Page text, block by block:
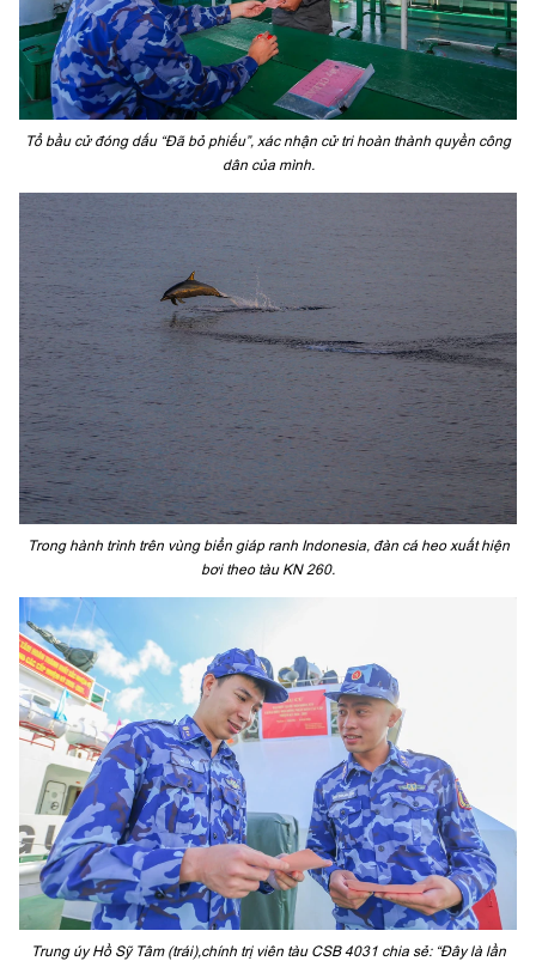
Tổ bầu cử đóng dấu “Đã bỏ phiếu”, xác nhận cử tri hoàn thành quyền công
dân của mình.
Trong hành trình trên vùng biển giáp ranh Indonesia, đàn cá heo xuất hiện
bơi theo tàu KN 260.
Trung úy Hồ Sỹ Tâm (trái),chính trị viên tàu CSB 4031 chia sẻ: “Đây là lần